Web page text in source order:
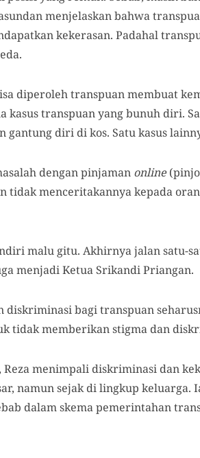
menjelaskan bahwa
kekerasan. Padahal
diperoleh transpuan membuat
kasus transpuan yang bunuh diri.
gantung diri di kos. Satu kasus
dengan pinjaman online
tidak menceritakannya kepada
malu gitu. Akhirnya jalan satu-
menjadi Ketua Srikandi Priangan.
diskriminasi bagi transpuan
tidak memberikan stigma dan
Reza menimpali diskriminasi dan
namun sejak di lingkup keluarga.
dalam skema pemerintahan